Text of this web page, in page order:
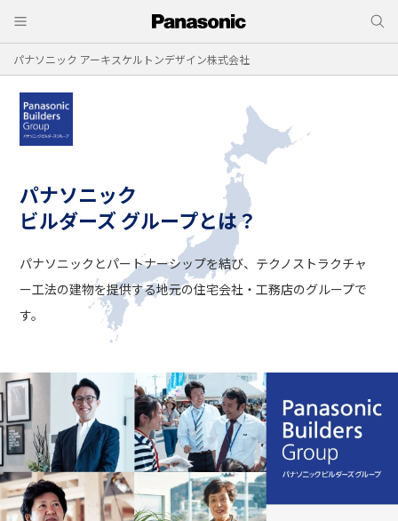
パナソニック アーキスケルトンデザイン株式会社
パナソニック
ビルダーズ グループとは？
パナソニックとパートナーシップを結び、 テクノストラクチャ
ー工法の建物を提供する地元の住宅会社・工務店のグループで
す。